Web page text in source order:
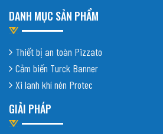
DANH MỤC SẢN PHẨM
Thiết bị an toàn Pizzato
Cảm biến Turck Banner
Xi lanh khí nén Protec
GIẢI PHÁP